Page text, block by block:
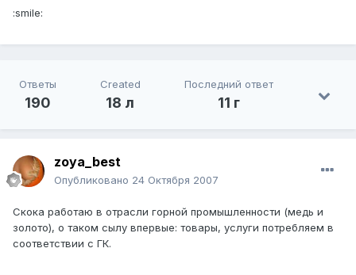
:smile:
Ответы
190
Created
18 л
Последний ответ
11 г
zoya_best
Опубликовано 24 Октября 2007
Скока работаю в отрасли горной промышленности (медь и
золото), о таком сылу впервые: товары, услуги потребляем в
соответствии с ГК.